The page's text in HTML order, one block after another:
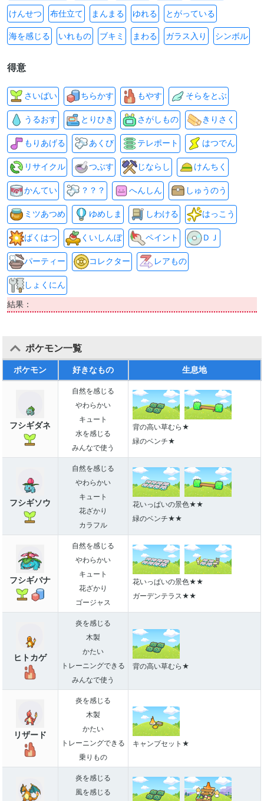
けんせつ 布仕立て まんまる ゆれる とがっている
海を感じる いれもの ブキミ まわる ガラス入り シンボル
得意
さいばい ちらかす もやす そらをとぶ
うるおす とりひき さがしもの きりさく
もりあげる あくび テレポート はつでん
リサイクル つぶす じならし けんちく
かんてい ？？？ へんしん しゅうのう
ミツあつめ ゆめしま しわける はっこう
ばくはつ くいしんぼ ペイント ＤＪ
パーティー コレクター レアもの
しょくにん
結果：
ポケモン一覧
ポケモン 好きなもの 生息地
フシギダネ
自然を感じる
やわらかい
キュート
水を感じる
みんなで使う
背の高い草むら★
緑のベンチ★
フシギソウ
自然を感じる
やわらかい
キュート
花ざかり
カラフル
花いっぱいの景色★★
緑のベンチ★★
フシギバナ
自然を感じる
やわらかい
キュート
花ざかり
ゴージャス
花いっぱいの景色★★
ガーデンテラス★★
ヒトカゲ
炎を感じる
木製
かたい
トレーニングできる
みんなで使う
背の高い草むら★
リザード
炎を感じる
木製
かたい
トレーニングできる
乗りもの
キャンプセット★
炎を感じる
風を感じる